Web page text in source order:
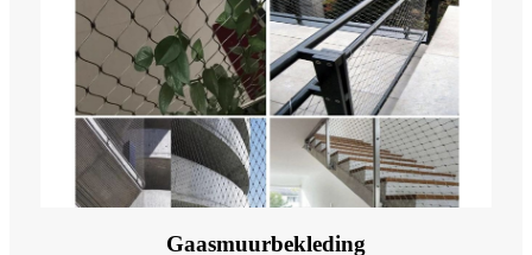
Gaasmuurbekleding